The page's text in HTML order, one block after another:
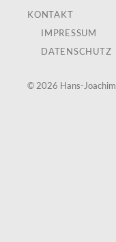
KONTAKT
IMPRESSUM
DATENSCHUTZ
© 2026 Hans-